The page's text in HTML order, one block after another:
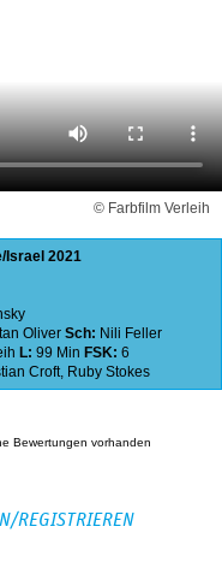
© Farbfilm Verleih
Israel 2021
Oliver Sch: Nili Feller
L: 99 Min FSK: 6
Croft, Ruby Stokes
Bewertungen vorhanden
REGISTRIEREN